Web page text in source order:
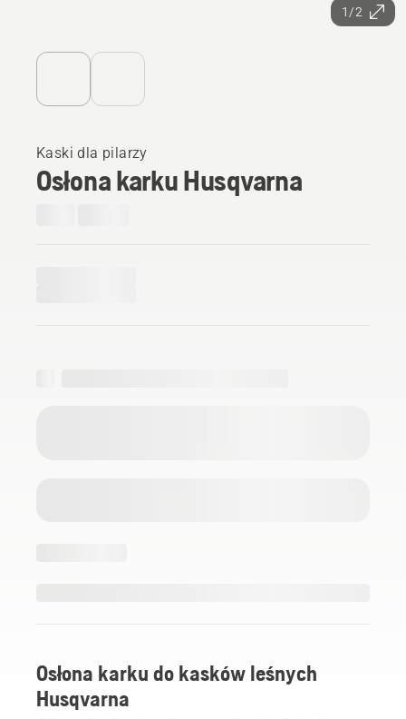
1/2
Kaski dla pilarzy
Osłona karku Husqvarna
Osłona karku do kasków leśnych
Husqvarna